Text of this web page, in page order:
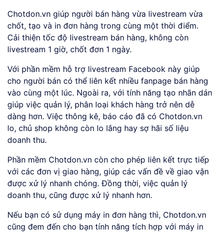
Chotdon.vn giúp người bán hàng vừa livestream vừa
chốt, tạo và in đơn hàng trong cùng một thời điểm.
Cải thiện tốc độ livestream bán hàng, không còn
livestream 1 giờ, chốt đơn 1 ngày.
Với phần mềm hỗ trợ livestream Facebook này giúp
cho người bán có thể liên kết nhiều fanpage bán hàng
vào cùng một lúc. Ngoài ra, với tính năng tạo nhãn dán
giúp việc quản lý, phân loại khách hàng trở nên dễ
dàng hơn. Việc thông kê, báo cáo đã có Chotdon.vn
lo, chủ shop không còn lo lắng hay sợ hãi số liệu
doanh thu.
Phần mềm Chotdon.vn còn cho phép liên kết trực tiếp
với các đơn vị giao hàng, giúp các vấn đề về giao vận
được xử lý nhanh chóng. Đồng thời, việc quản lý
doanh thu, cũng được xử lý nhanh hơn.
Nếu bạn có sử dụng máy in đơn hàng thì, Chotdon.vn
cũng đem đến cho bạn tính năng tích hợp với máy in